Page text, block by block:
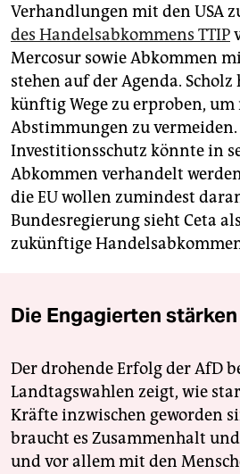
Verhandlungen mit den USA
des Handelsabkommens TTIP
Mercosur sowie Abkommen
stehen auf der Agenda.
künftig Wege zu erproben,
Abstimmungen zu vermeiden.
Investitionsschutz könnte in
Abkommen verhandelt
die EU wollen zumindest
Bundesregierung sieht Ceta
zukünftige
Die Engagierten stärken
Der drohende Erfolg der AfD
Landtagswahlen zeigt, wie
Kräfte inzwischen geworden
braucht es Zusammenhalt
und vor allem mit den